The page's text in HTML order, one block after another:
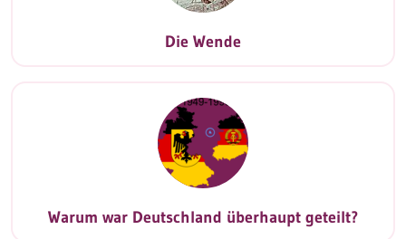
Die Wende
Warum war Deutschland überhaupt geteilt?